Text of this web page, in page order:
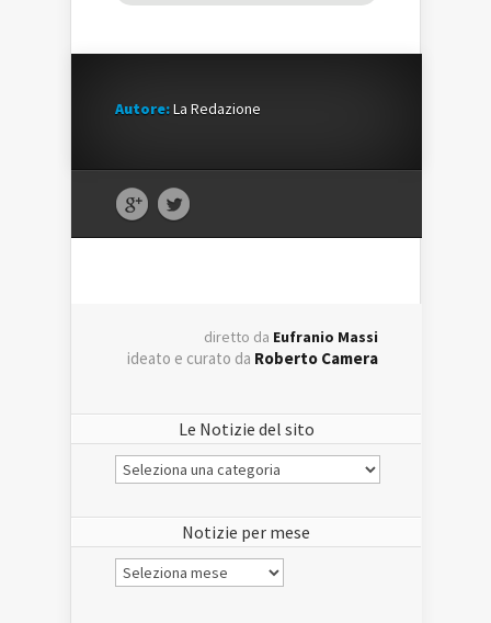
Autore:La Redazione
diretto da Eufranio Massi
ideato e curato da Roberto Camera
Le Notizie del sito
Le
Notizie
Notizie per mese
Notizie
per